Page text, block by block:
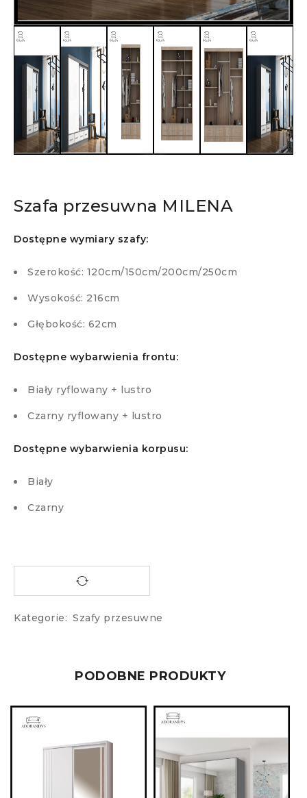
Szafa przesuwna MILENA
Dostępne wymiary szafy:
Szerokość: 120cm/150cm/200cm/250cm
Wysokość: 216cm
Głębokość: 62cm
Dostępne wybarwienia frontu:
Biały ryflowany + lustro
Czarny ryflowany + lustro
Dostępne wybarwienia korpusu:
Biały
Czarny
Kategorie: Szafy przesuwne
PODOBNE PRODUKTY